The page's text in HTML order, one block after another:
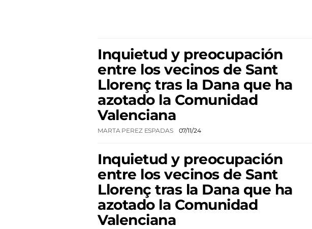
Inquietud y preocupación
entre los vecinos de Sant
Llorenç tras la Dana que ha
azotado la Comunidad
Valenciana
MARTA PEREZ ESPADAS 07/11/24
Inquietud y preocupación
entre los vecinos de Sant
Llorenç tras la Dana que ha
azotado la Comunidad
Valenciana